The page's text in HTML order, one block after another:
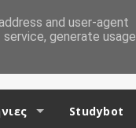
Studybot
and user-agent
generate usage